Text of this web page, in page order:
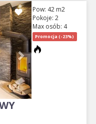
NextPow: 42 m2
Pokoje: 2
Max osób: 4
Promocja (-23%)